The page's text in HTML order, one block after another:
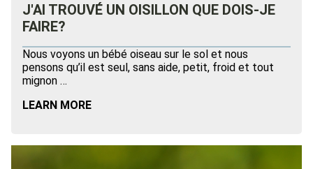
J'AI TROUVÉ UN OISILLON QUE DOIS-JE
FAIRE?
Nous voyons un bébé oiseau sur le sol et nous
pensons qu’il est seul, sans aide, petit, froid et tout
mignon …
LEARN MORE